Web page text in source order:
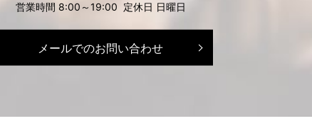
営業時間 8:00～19:00 定休日 日曜日
メールでのお問い合わせ